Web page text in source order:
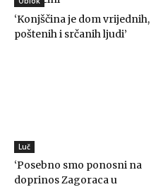
‘Konjščina je dom vrijednih,
poštenih i srčanih ljudi’
Luč
‘Posebno smo ponosni na
doprinos Zagoraca u